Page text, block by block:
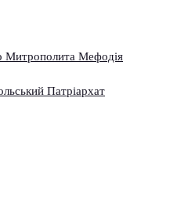
Митрополита Мефодія
Патріархат